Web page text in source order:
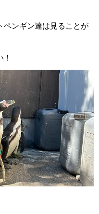
ペンギン達は見ることが